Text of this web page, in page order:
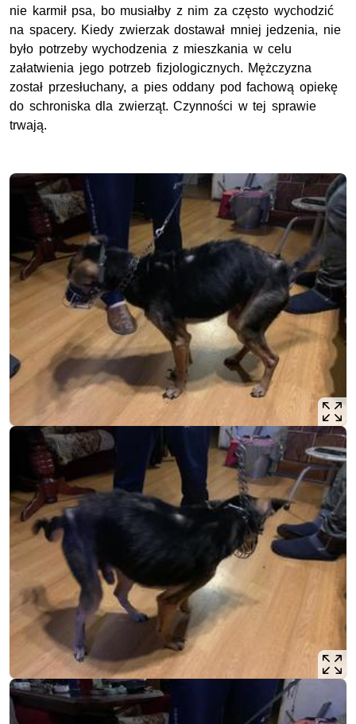
nie karmił psa, bo musiałby z nim za często wychodzić
na spacery. Kiedy zwierzak dostawał mniej jedzenia, nie
było potrzeby wychodzenia z mieszkania w celu
załatwienia jego potrzeb fizjologicznych. Mężczyzna
został przesłuchany, a pies oddany pod fachową opiekę
do schroniska dla zwierząt. Czynności w tej sprawie
trwają.